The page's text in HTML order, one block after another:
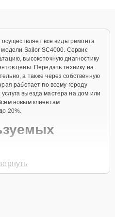
все виды ремонта
Sailor SC4000. Сервис
высокоточную диагностику
цены. Передать технику на
а также через собственную
работает по всему городу
выезда мастера на дом или
новым клиентам
20%.
модели Sailor SC4000